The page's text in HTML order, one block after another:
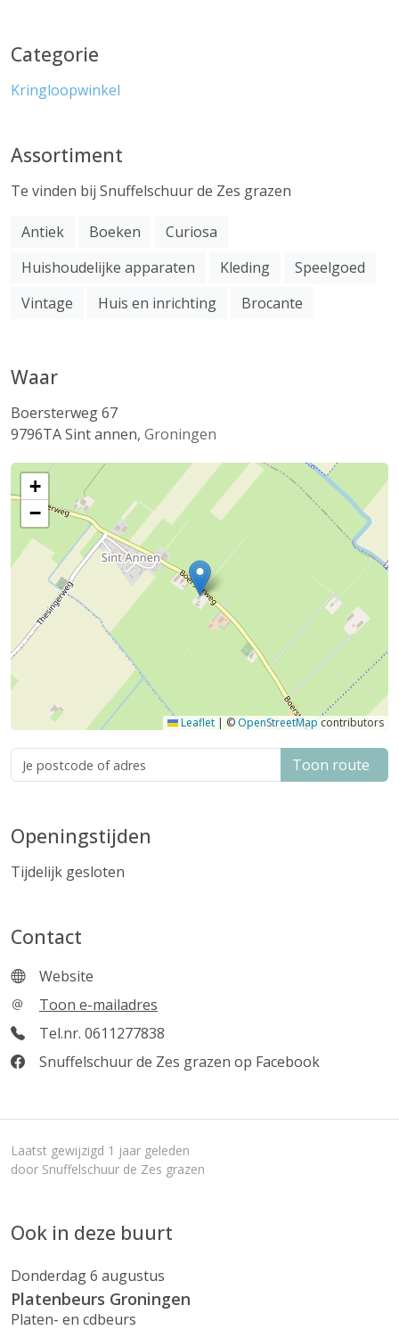
Categorie
Kringloopwinkel
Assortiment
Te vinden bij Snuffelschuur de Zes grazen
Antiek Boeken
Curiosa
Huishoudelijke apparaten
Kleding
Speelgoed
Vintage
Huis en inrichting Brocante
Waar
Boersterweg 67
9796TASint annen, Groningen
+
−
Leaflet | © OpenStreetMapcontributors
Toon route
Openingstijden
Tijdelijk gesloten
Contact
Website
Toon e-mailadres
Tel.nr. 0611277838
Snuffelschuur de Zes grazen op Facebook
Laatst gewijzigd 1 jaar geleden
door Snuffelschuur de Zes grazen
Ook in deze buurt
Donderdag 6 augustus
Platenbeurs Groningen
Platen- en cdbeurs